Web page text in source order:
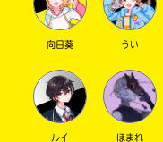
向日葵 うい
ルイ ほまれ